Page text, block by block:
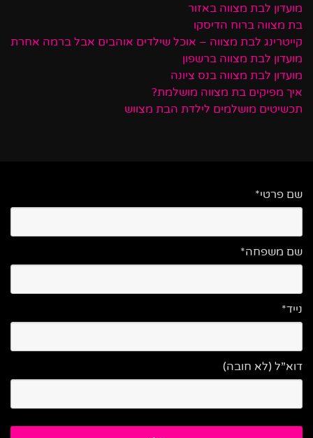
מועדון לבת מצווה באזור
בת מצווה ברוח הדיסקו
קייטרינג לבת מצווה – אוכל שילדים אוהבים אבל ברמה אחרת
מועדון לבת מצווה ברשפון
מועדון לבת מצווה בנס ציונה
איך מפיקים בת מצווה מושלמת?
תכשיטים מושלמים לילדת הבת מצווש
שם פרטי*
שם משפחה*
נייד*
דוא”ל (לא חובה)